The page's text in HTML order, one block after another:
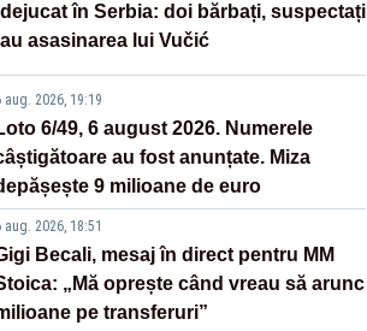
în Serbia: doi bărbați, suspectați
asasinarea lui Vučić
aug. 2026, 19:19
6/49, 6 august 2026. Numerele
au fost anunțate. Miza
9 milioane de euro
aug. 2026, 18:51
Becali, mesaj în direct pentru MM
„Mă oprește când vreau să arunc
pe transferuri”